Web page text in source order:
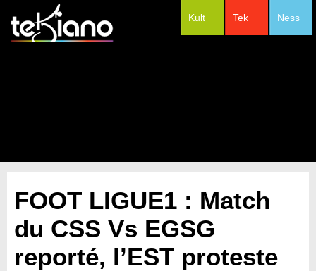
Ness
Tek
Kult
FOOT LIGUE1 : Match
du CSS Vs EGSG
reporté, l’EST proteste